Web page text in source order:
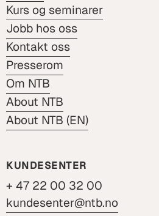
Kurs og seminarer
Jobb hos oss
Kontakt oss
Presserom
Om NTB
About NTB
About NTB (EN)
KUNDESENTER
+ 47 22 00 32 00
kundesenter@ntb.no